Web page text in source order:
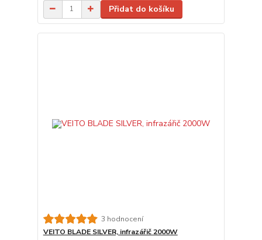
Přidat do košíku
3 hodnocení
VEITO BLADE SILVER, infrazářič 2000W